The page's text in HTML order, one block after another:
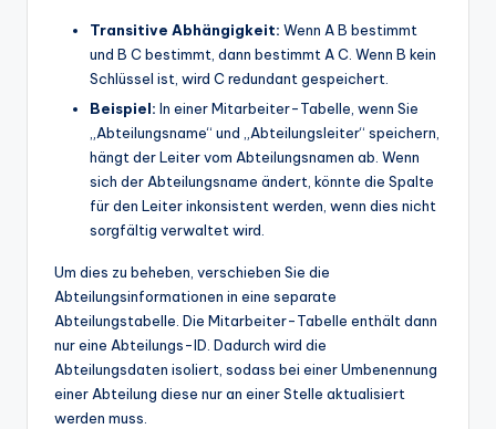
Transitive Abhängigkeit: Wenn A B bestimmt
und B C bestimmt, dann bestimmt A C. Wenn B kein
Schlüssel ist, wird C redundant gespeichert.
Beispiel: In einer Mitarbeiter-Tabelle, wenn Sie
„Abteilungsname“ und „Abteilungsleiter“ speichern,
hängt der Leiter vom Abteilungsnamen ab. Wenn
sich der Abteilungsname ändert, könnte die Spalte
für den Leiter inkonsistent werden, wenn dies nicht
sorgfältig verwaltet wird.
Um dies zu beheben, verschieben Sie die
Abteilungsinformationen in eine separate
Abteilungstabelle. Die Mitarbeiter-Tabelle enthält dann
nur eine Abteilungs-ID. Dadurch wird die
Abteilungsdaten isoliert, sodass bei einer Umbenennung
einer Abteilung diese nur an einer Stelle aktualisiert
werden muss.